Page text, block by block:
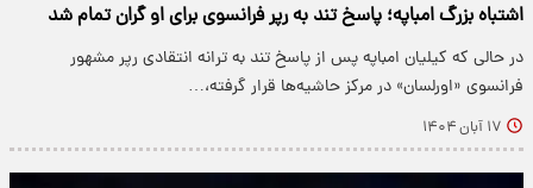
اشتباه بزرگ امباپه؛ پاسخ تند به رپر فرانسوی برای او گران تمام شد
در حالی که کیلیان امباپه پس از پاسخ تند به ترانه انتقادی رپر مشهور
فرانسوی «اورلسان» در مرکز حاشیه‌ها قرار گرفته،…
۱۷ آبان ۱۴۰۴